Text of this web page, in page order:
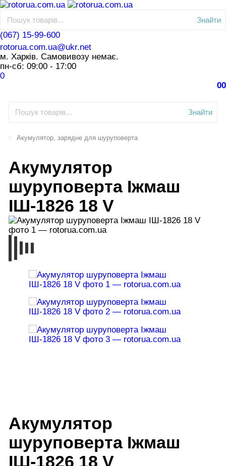
Знайти
(067) 15-99-600
rotorua.com.ua@ukr.net
м. Харків. Самовивозу немає.
пн-сб: 09:00 - 17:00
0
00
Знайти
Акумулятор, зарядне для шуруповерта
Акумулятор
шуруповерта Іжмаш
ІШ-1826 18 V
Акумулятор
шуруповерта Іжмаш
ІШ-1826 18 V